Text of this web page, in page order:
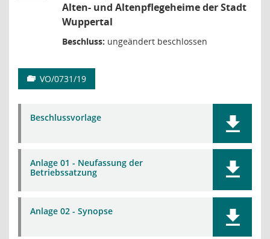
Alten- und Altenpflegeheime der Stadt
Wuppertal
Beschluss: ungeändert beschlossen
VO/0731/19
Beschlussvorlage
Anlage 01 - Neufassung der
Betriebssatzung
Anlage 02 - Synopse